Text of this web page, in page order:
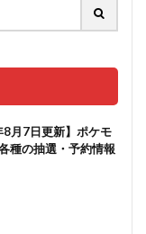
8月7日更新】ポケモ
種の抽選・予約情報